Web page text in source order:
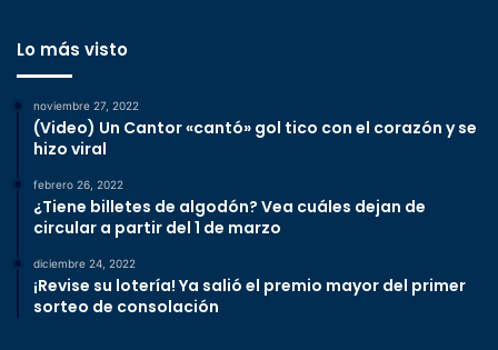
Lo más visto
noviembre 27, 2022
(Video) Un Cantor «cantó» gol tico con el corazón y se
hizo viral
febrero 26, 2022
¿Tiene billetes de algodón? Vea cuáles dejan de
circular a partir del 1 de marzo
diciembre 24, 2022
¡Revise su lotería! Ya salió el premio mayor del primer
sorteo de consolación